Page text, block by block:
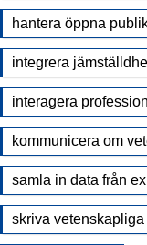
hantera öppna
integrera
interagera
kommunicera om
samla in data från
skriva